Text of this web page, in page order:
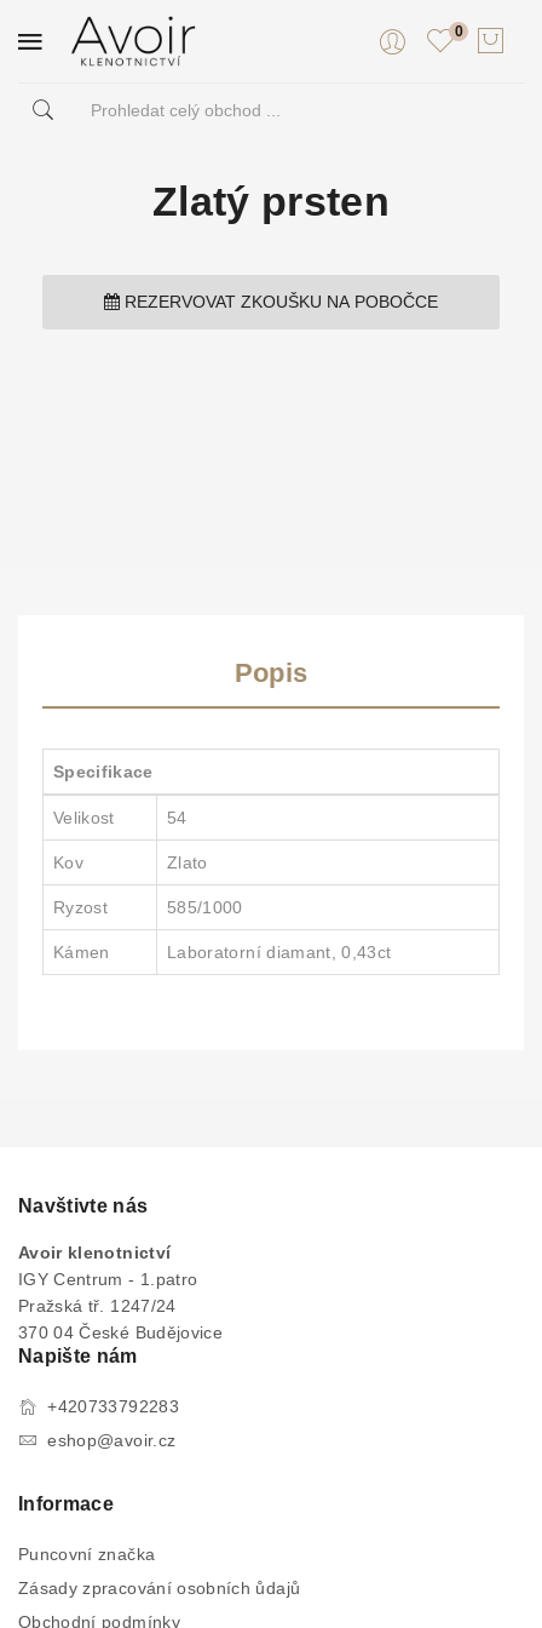
0
Zlatý prsten
REZERVOVAT ZKOUŠKU NA POBOČCE
Popis
Specifikace
Velikost 54
Kov Zlato
Ryzost 585/1000
Kámen Laboratorní diamant, 0,43ct
Navštivte nás
Avoir klenotnictví
IGY Centrum - 1.patro
Pražská tř. 1247/24
370 04 České Budějovice
Napište nám
+420733792283
eshop@avoir.cz
Informace
Puncovní značka
Zásady zpracování osobních ůdajů
Obchodní podmínky